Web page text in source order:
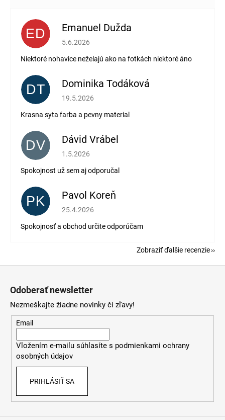
ED Emanuel Dužda
Hodnotenie obchodu je 2 z 5 hviezdičiek.
5.6.2026
Niektoré nohavice neželajú ako na fotkách niektoré áno
DT Dominika Todáková
Hodnotenie obchodu je 5 z 5 hviezdičiek.
19.5.2026
Krasna syta farba a pevny material
DV Dávid Vrábel
Hodnotenie obchodu je 5 z 5 hviezdičiek.
1.5.2026
Spokojnost už sem aj odporučal
PK Pavol Koreň
Hodnotenie obchodu je 5 z 5 hviezdičiek.
25.4.2026
Spokojnosť a obchod určite odporúčam
Zobraziť ďalšie recenzie
Odoberať newsletter
Nezmeškajte žiadne novinky či zľavy!
Email
Vložením e-mailu súhlasíte s podmienkami ochrany
osobných údajov
PRIHLÁSIŤ SA